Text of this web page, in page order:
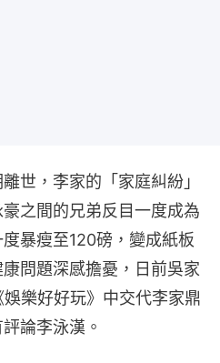
世，李家的「家庭糾紛」
之間的兄弟反目一度成為
暴瘦至120磅，變成紙板
問題深感擔憂，日前吳家
樂好好玩》中交代李家鼎
論李泳漢。